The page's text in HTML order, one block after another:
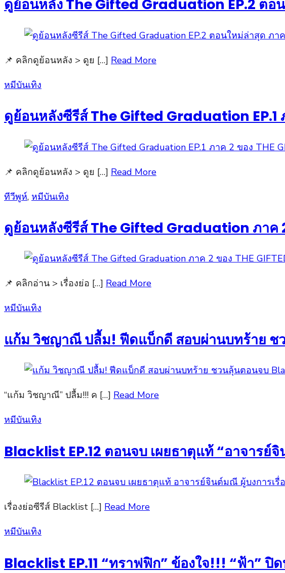
ดูย้อนหลัง The Gifted Graduation EP.2 ตอ
📌 คลิกดูย้อนหลัง > ดูย […] Read More
Posted
หมีบันเทิง
ดูย้อนหลังซีรีส์ The Gifted Graduation EP.1
📌 คลิกดูย้อนหลัง > ดูย […] Read More
Posted
ทีวีพูห์, หมีบันเทิง
ดูย้อนหลังซีรีส์ The Gifted Graduation ภาค
📌 คลิกอ่าน > เรื่องย่อ […] Read More
Posted
หมีบันเทิง
แก้ม วิชญาณี ปลื้ม! ฟีดแบ็กดี สอบผ่านบทร้าย
“แก้ม วิชญาณี” ปลื้ม!!! ค […] Read More
Posted
หมีบันเทิง
Blacklist EP.12 ตอนจบ เผยธาตุแท้ “อาจารย์
เรื่องย่อซีรีส์ Blacklist […] Read More
Posted
หมีบันเทิง
Blacklist EP.11 “ทราฟฟิก” ข้องใจ!!! “ฟ้า” ปิ